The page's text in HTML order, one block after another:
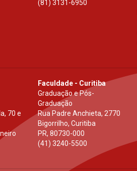
(81) 3131-6950
70 e
Faculdade - Curitiba
Graduação e Pós-
Graduação
Rua Padre Anchieta, 2770
Bigorrilho, Curitiba
PR, 80730-000
(41) 3240-5500